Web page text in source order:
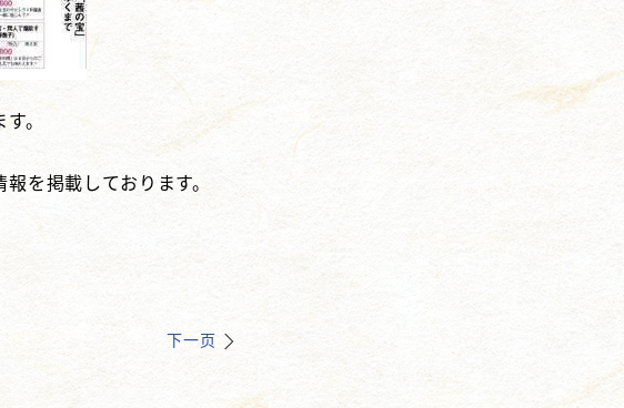
。
を掲載しております。
下一页